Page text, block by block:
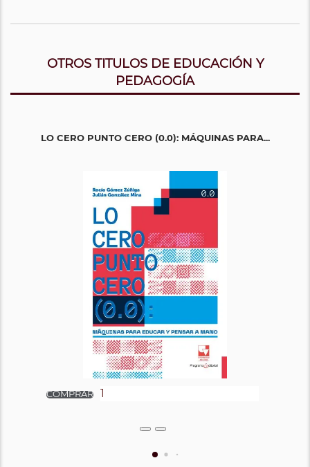
OTROS TITULOS DE EDUCACIÓN Y
PEDAGOGÍA
LO CERO PUNTO CERO (0.0): MÁQUINAS PARA...